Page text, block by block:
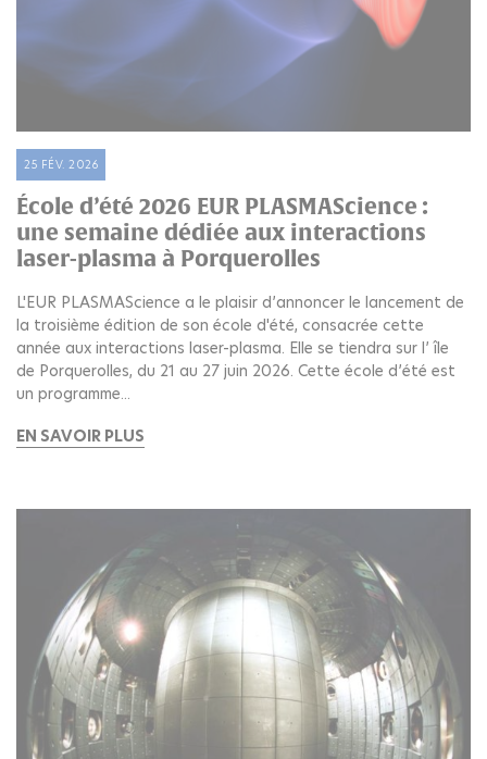
25 FÉV. 2026
École d’été 2026 EUR PLASMAScience :
une semaine dédiée aux interactions
laser-plasma à Porquerolles
L'EUR PLASMAScience a le plaisir d’annoncer le lancement de
la troisième édition de son école d'été, consacrée cette
année aux interactions laser-plasma. Elle se tiendra sur l’ île
de Porquerolles, du 21 au 27 juin 2026. Cette école d’été est
un programme...
EN SAVOIR PLUS